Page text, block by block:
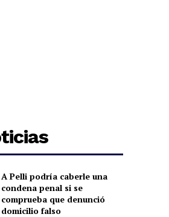
A Pelli podría caberle una
condena penal si se
comprueba que denunció
domicilio falso